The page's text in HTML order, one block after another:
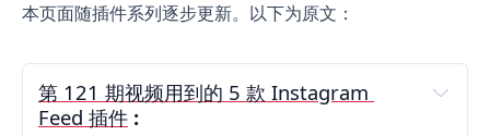
本页面随插件系列逐步更新。以下为原文：
第 121 期视频用到的 5 款 Instagram
Feed 插件 :